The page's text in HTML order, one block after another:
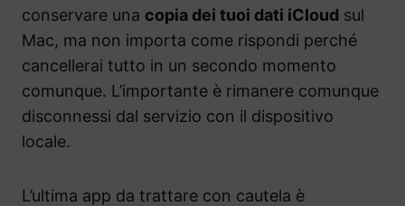
conservare una copia dei tuoi dati iCloud sul
Mac, ma non importa come rispondi perché
cancellerai tutto in un secondo momento
comunque. L’importante è rimanere comunque
disconnessi dal servizio con il dispositivo
locale.
L’ultima app da trattare con cautela è